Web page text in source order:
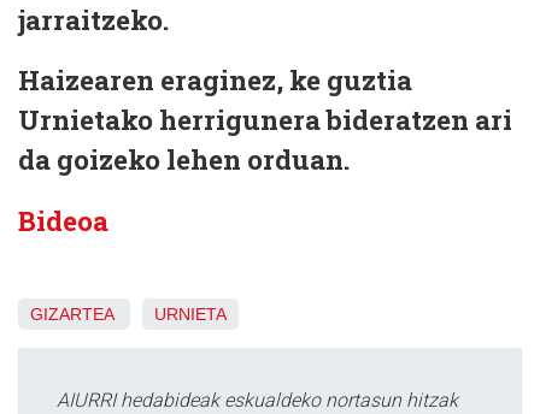
jarraitzeko.
Haizearen eraginez, ke guztia
Urnietako herrigunera bideratzen ari
da goizeko lehen orduan.
Bideoa
GIZARTEA URNIETA
AIURRI hedabideak eskualdeko nortasun hitzak